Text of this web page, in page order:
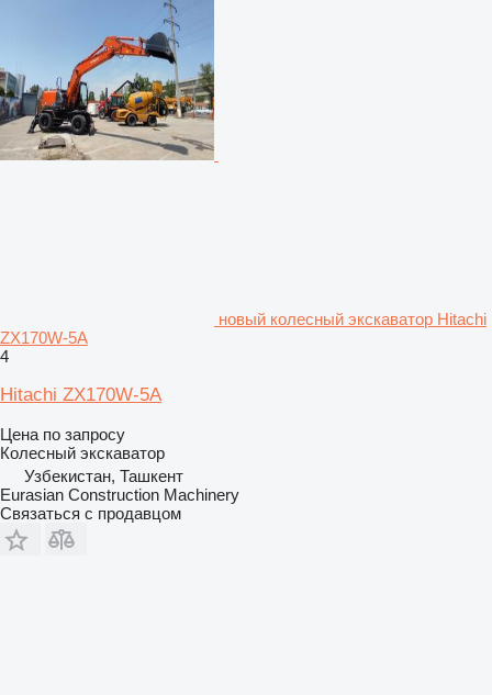
новый колесный экскаватор Hitachi
ZX170W-5A
4
Hitachi ZX170W-5A
Цена по запросу
Колесный экскаватор
Узбекистан, Ташкент
Eurasian Construction Machinery
Связаться с продавцом